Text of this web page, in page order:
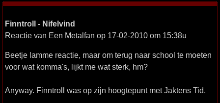
Finntroll - Nifelvind
Reactie van Een Metalfan op 17-02-2010 om 15:38u
Beetje lamme reactie, maar om terug naar school te moeten
voor wat komma's, lijkt me wat sterk, hm?
Anyway. Finntroll was op zijn hoogtepunt met Jaktens Tid.